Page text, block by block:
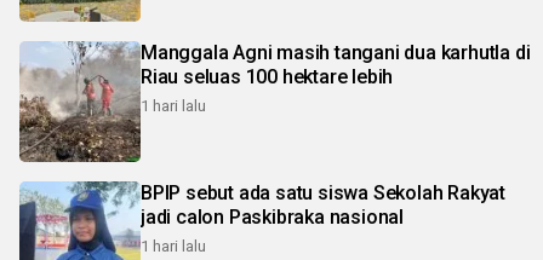
Manggala Agni masih tangani dua karhutla di
Riau seluas 100 hektare lebih
1 hari lalu
BPIP sebut ada satu siswa Sekolah Rakyat
jadi calon Paskibraka nasional
1 hari lalu